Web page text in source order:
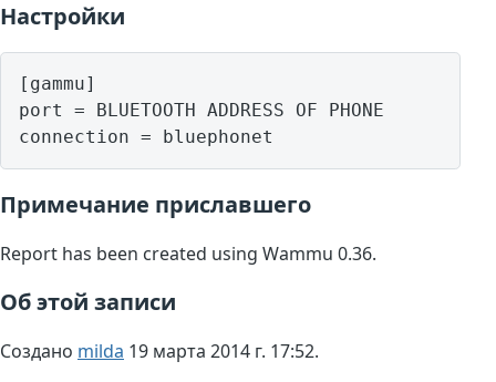
Настройки
[gammu]
port = BLUETOOTH ADDRESS OF PHONE
Примечание приславшего
Report has been created using Wammu 0.36.
Об этой записи
Создано milda 19 марта 2014 г. 17:52.